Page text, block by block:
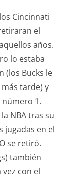
Cincinnati
el
años.
lo estaba
(los Bucks le
tarde) y
número 1.
NBA tras su
jugadas en el
se retiró.
también
con el